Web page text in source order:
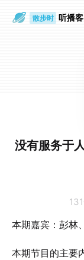
散步时 听播
没有服务于
本期嘉宾：彭林
本期节目的主要